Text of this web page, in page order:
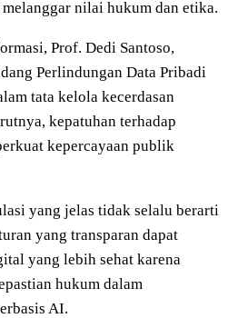
nilai hukum dan etika.
Prof. Dedi Santoso,
Perlindungan Data Pribadi
tata kelola kecerdasan
kepatuhan terhadap
kepercayaan publik
yang jelas tidak selalu berarti
yang transparan dapat
yang lebih sehat karena
hukum dalam
AI.